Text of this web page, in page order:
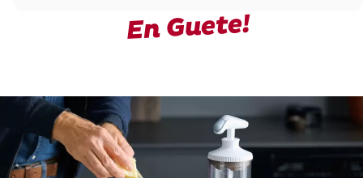
En Guete!